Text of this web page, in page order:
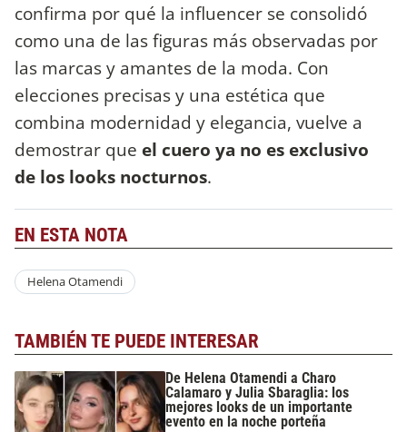
confirma por qué la influencer se consolidó
como una de las figuras más observadas por
las marcas y amantes de la moda. Con
elecciones precisas y una estética que
combina modernidad y elegancia, vuelve a
demostrar que el cuero ya no es exclusivo
de los looks nocturnos.
EN ESTA NOTA
Helena Otamendi
TAMBIÉN TE PUEDE INTERESAR
De Helena Otamendi a Charo
Calamaro y Julia Sbaraglia: los
mejores looks de un importante
evento en la noche porteña